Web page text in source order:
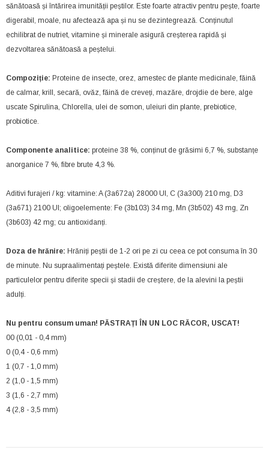
sănătoasă și întărirea imunității peștilor. Este foarte atractiv pentru pește, foarte
digerabil, moale, nu afectează apa și nu se dezintegrează. Conținutul
echilibrat de nutriet, vitamine și minerale asigură creșterea rapidă și
dezvoltarea sănătoasă a peștelui.
Compoziție: Proteine ​​de insecte, orez, amestec de plante medicinale, făină
de calmar, krill, secară, ovăz, făină de creveți, mazăre, drojdie de bere, alge
uscate Spirulina, Chlorella, ulei de somon, uleiuri din plante, prebiotice,
probiotice.
Componente analitice: proteine ​​38 %, conținut de grăsimi 6,7 %, substanțe
anorganice 7 %, fibre brute 4,3 %.
Aditivi furajeri / kg: vitamine: A (3a672a) 28000 UI, C (3a300) 210 mg, D3
(3a671) 2100 UI; oligoelemente: Fe (3b103) 34 mg, Mn (3b502) 43 mg, Zn
(3b603) 42 mg; cu antioxidanți.
Doza de hrănire: Hrăniți peștii de 1-2 ori pe zi cu ceea ce pot consuma în 30
de minute. Nu supraalimentați peștele. Există diferite dimensiuni ale
particulelor pentru diferite specii și stadii de creștere, de la alevini la peștii
adulți.
Nu pentru consum uman! PĂSTRAȚI ÎN UN LOC RĂCOR, USCAT!
00 (0,01 - 0,4 mm)
0 (0,4 - 0,6 mm)
1 (0,7 - 1,0 mm)
2 (1,0 - 1,5 mm)
3 (1,6 - 2,7 mm)
4 (2,8 - 3,5 mm)